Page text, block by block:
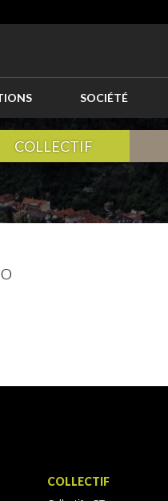
SOCIÉTÉ
COLLECTIF
COLLECTIF